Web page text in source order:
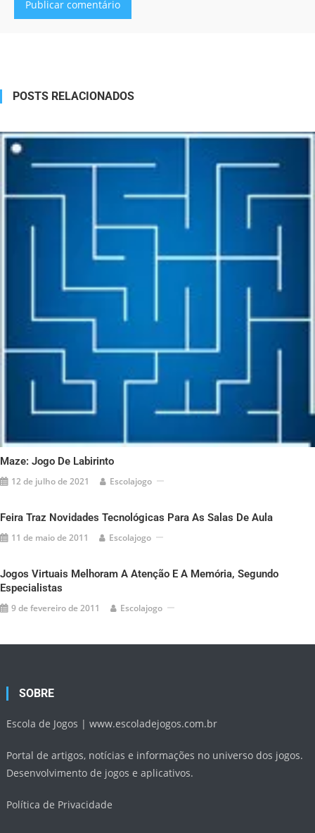
POSTS RELACIONADOS
Maze: Jogo De Labirinto
12 de julho de 2021 Escolajogo
Feira Traz Novidades Tecnológicas Para As Salas De Aula
11 de maio de 2011 Escolajogo
Jogos Virtuais Melhoram A Atenção E A Memória, Segundo
Especialistas
9 de fevereiro de 2011 Escolajogo
SOBRE
Escola de Jogos |www.escoladejogos.com.br
Portal de artigos, notícias e informações no universo dos jogos.
Desenvolvimento de jogos e aplicativos.
Política de Privacidade